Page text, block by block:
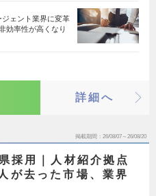
ジェント業界に変革
効率性が高くなり
詳細へ
掲載期間 26/08/07～26/08/20
採用｜人材紹介拠点
が去った市場、業界